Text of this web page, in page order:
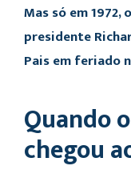
Mas só em 1972, o
presidente
Pais em feriado
Quando
chegou